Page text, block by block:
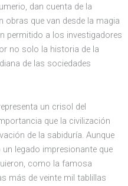
dan cuenta de la
obras que van desde la magia
permitido a los investigadores
no solo la historia de la
de las sociedades
un crisol del
que la civilización
de la sabiduría. Aunque
legado impresionante que
como la famosa
más de veinte mil tablillas